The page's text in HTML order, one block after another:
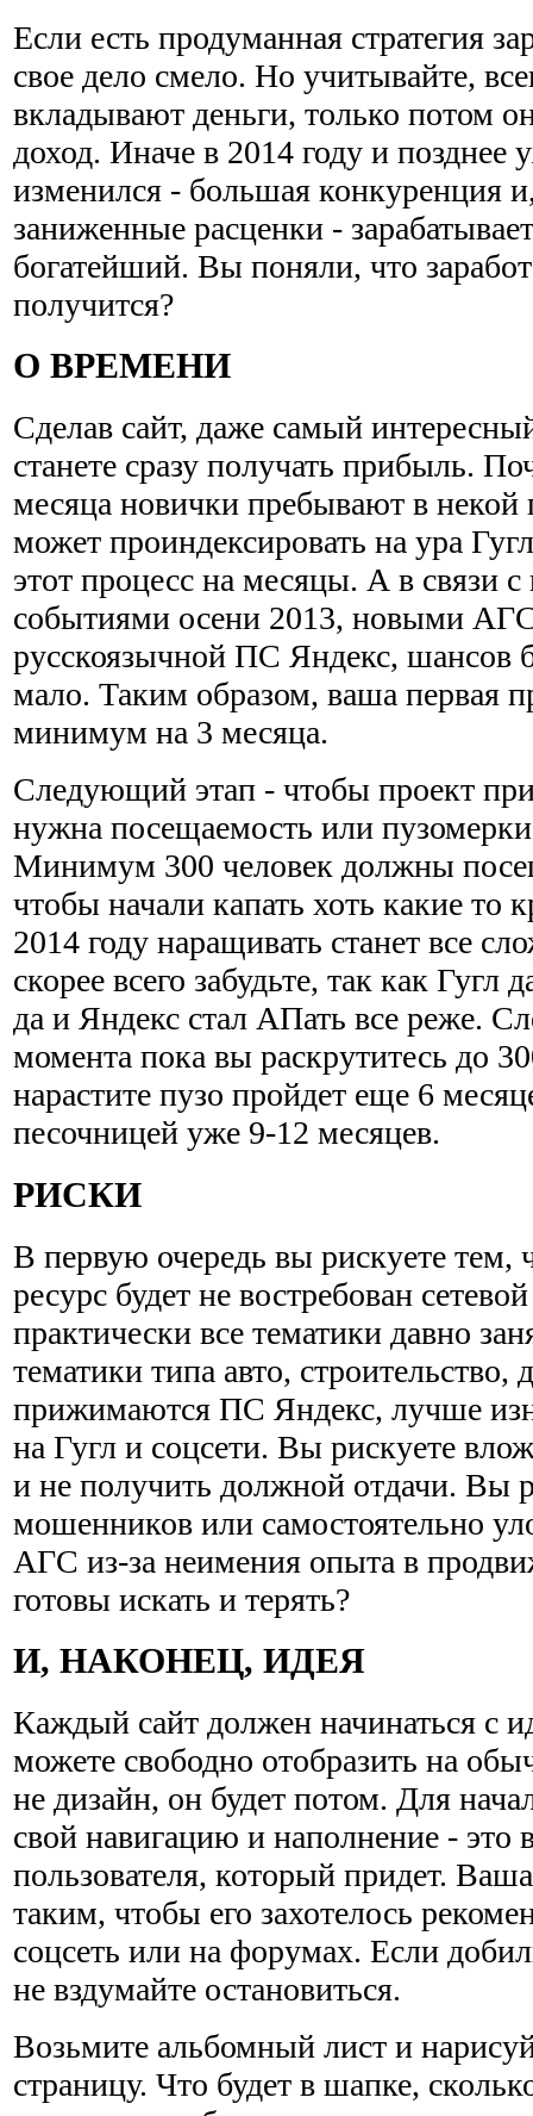
Если есть продуманная стратегия
свое дело смело. Но учитывайте,
вкладывают деньги, только потом
доход. Иначе в 2014 году и позднее
изменился - большая конкуренция
заниженные расценки -
богатейший. Вы поняли, что
получится?
О ВРЕМЕНИ
Сделав сайт, даже самый
станете сразу получать прибыль.
месяца новички пребывают в некой
может проиндексировать на ура
этот процесс на месяцы. А в связи
событиями осени 2013, новыми
русскоязычной ПС Яндекс, шансов
мало. Таким образом, ваша первая
минимум на 3 месяца.
Следующий этап - чтобы проект
нужна посещаемость или
Минимум 300 человек должны
чтобы начали капать хоть какие то
2014 году наращивать станет все
скорее всего забудьте, так как Гугл
да и Яндекс стал АПать все реже.
момента пока вы раскрутитесь до
нарастите пузо пройдет еще 6
песочницей уже 9-12 месяцев.
РИСКИ
В первую очередь вы рискуете
ресурс будет не востребован
практически все тематики давно
тематики типа авто, строительство,
прижимаются ПС Яндекс, лучше
на Гугл и соцсети. Вы рискуете
и не получить должной отдачи. Вы
мошенников или самостоятельно
АГС из-за неимения опыта в
готовы искать и терять?
И, НАКОНЕЦ, ИДЕЯ
Каждый сайт должен начинаться с
можете свободно отобразить на
не дизайн, он будет потом. Для
свой навигацию и наполнение -
пользователя, который придет. Ваша
таким, чтобы его захотелось
соцсеть или на форумах. Если
не вздумайте остановиться.
Возьмите альбомный лист и
страницу. Что будет в шапке,